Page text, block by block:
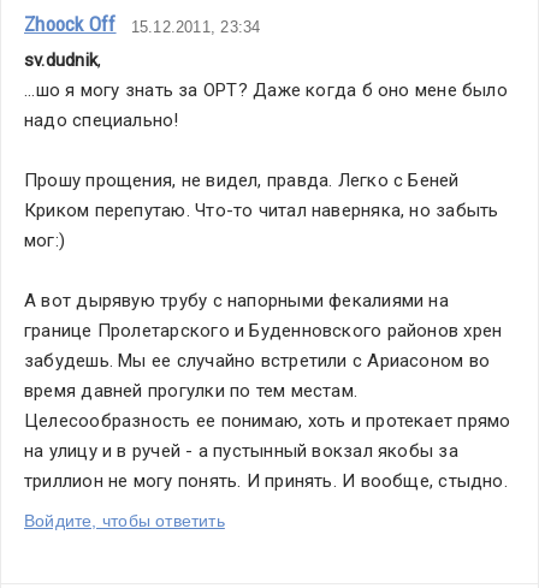
На
сегодняшний
день
работает
основной
корпус
Контролируем
строительство
объектов
донецкого
железнодорожного
вокзала,
есть
трудности,
Zhoock Off 15.12.2011, 23:34
sv.dudnik,
...шо я могу знать за ОРТ? Даже когда б оно мене было
надо специально!
Прошу прощения, не видел, правда. Легко с Беней
Криком перепутаю. Что-то читал наверняка, но забыть
мог:)
А вот дырявую трубу с напорными фекалиями на
границе Пролетарского и Буденновского районов хрен
забудешь. Мы ее случайно встретили с Ариасоном во
время давней прогулки по тем местам.
Целесообразность ее понимаю, хоть и протекает прямо
на улицу и в ручей - а пустынный вокзал якобы за
триллион не могу понять. И принять. И вообще, стыдно.
Войдите, чтобы ответить